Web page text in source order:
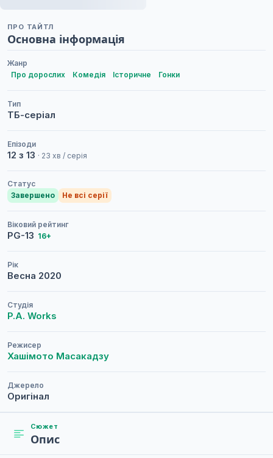
ПРО ТАЙТЛ
Основна інформація
Жанр
Про дорослих
Комедія Історичне Гонки
Тип
ТБ-серіал
Епізоди
12 з 13 · 23 хв / серія
Статус
Завершено
Не всі серії
Віковий рейтинг
PG-13 16+
Рік
Весна 2020
Студія
P.A. Works
Режисер
Хашімото Масакадзу
Джерело
Оригінал
Сюжет
Опис